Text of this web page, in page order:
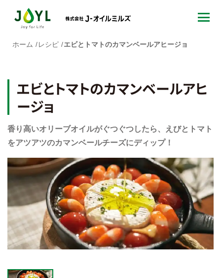
ホーム レシピ エビとトマトのカマンベールアヒージョ
エビとトマトのカマンベールアヒ
ージョ
香り高いオリーブオイルがぐつぐつしたら、えびとトマト
をアツアツのカマンベールチーズにディップ！